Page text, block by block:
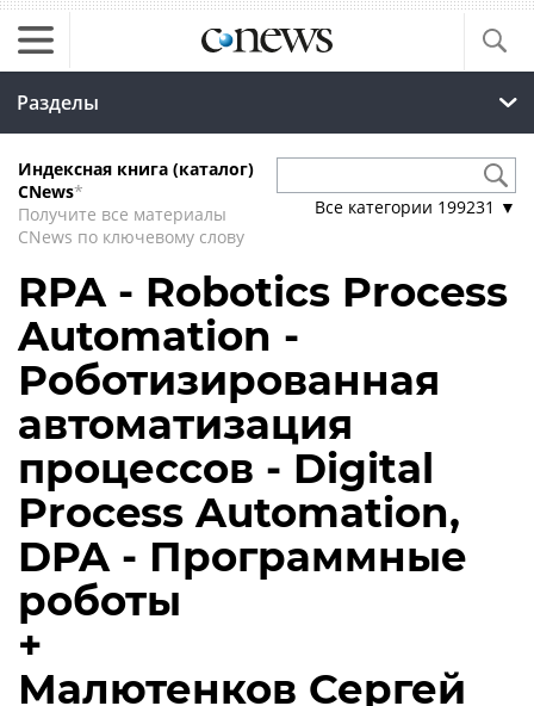
Разделы
Индексная книга (каталог)
CNews*
Получите все материалы
CNews по ключевому слову
Все категории 199231 ▼
RPA - Robotics Process
Automation -
Роботизированная
автоматизация
процессов - Digital
Process Automation,
DPA - Программные
роботы
+
Малютенков Сергей